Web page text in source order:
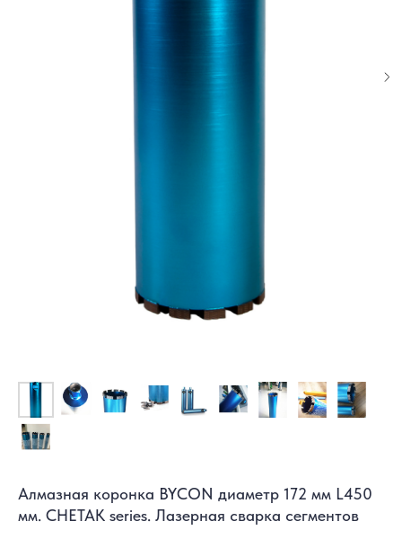
Алмазная коронка BYCON диаметр 172 мм L450
мм. CHETAK series. Лазерная сварка сегментов